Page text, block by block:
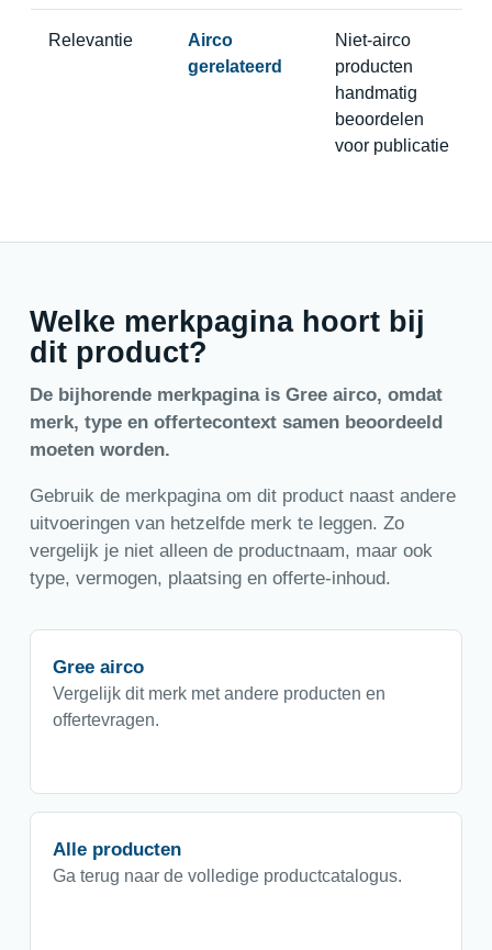
Relevantie
Airco
gerelateerd
Niet-airco
producten
handmatig
beoordelen
voor publicatie
Welke merkpagina hoort bij
dit product?
De bijhorende merkpagina is Gree airco, omdat
merk, type en offertecontext samen beoordeeld
moeten worden.
Gebruik de merkpagina om dit product naast andere
uitvoeringen van hetzelfde merk te leggen. Zo
vergelijk je niet alleen de productnaam, maar ook
type, vermogen, plaatsing en offerte-inhoud.
Gree airco
Vergelijk dit merk met andere producten en
offertevragen.
Alle producten
Ga terug naar de volledige productcatalogus.